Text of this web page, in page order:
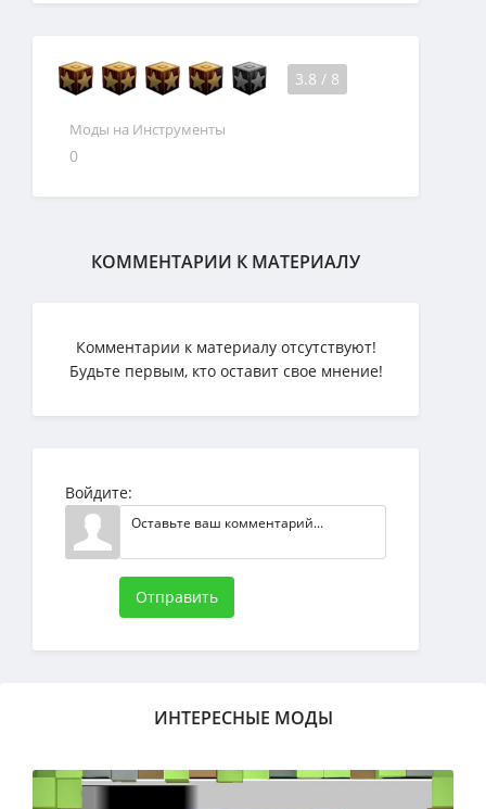
3.8 / 8
Моды на Инструменты
0
КОММЕНТАРИИ К МАТЕРИАЛУ
Комментарии к материалу отсутствуют!
Будьте первым, кто оставит свое мнение!
Войдите:
Отправить
ИНТЕРЕСНЫЕ МОДЫ